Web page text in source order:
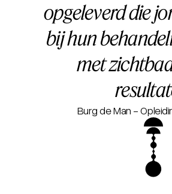
opgeleverd die
bij hun
met
Burg de Man -